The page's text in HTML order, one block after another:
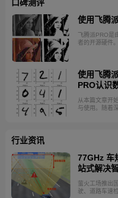
口碑测评
使用飞腾
飞腾派PRO是
者的开源硬件。
使用飞腾
PRO认识
从本篇文章开
与使用。随着
H.264/H.265
NPU，可满足
实现数字识别
行业资讯
77GHz 车
站式解决
萤火工场推出
驶、道路车速